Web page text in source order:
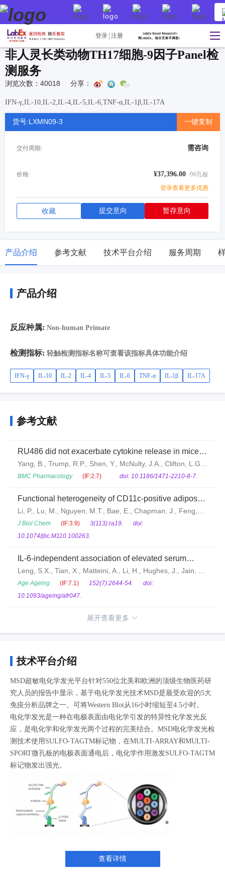
登录 注册
非人灵长类动物TH17细胞-9因子Panel检
测服务
浏览次数：40018 分享：
IFN-γ,IL-10,IL-2,IL-4,IL-5,IL-6,TNF-α,IL-1β,IL-17A
货号:LXMN09-3 一键复制
交付周期: 需咨询
价格: ¥37,396.00 /96孔板
登录查看更多优惠
收藏 提交意向 暂存意向
产品介绍 参考文献 技术平台介绍 服务周期
产品介绍
反应种属: Non-human Primate
检测指标: 轻触检测指标名称可查看该指标具体功能介绍
IFN-γ IL-10 IL-2 IL-4 IL-5 IL-6 TNF-α IL-1β IL-17A
参考文献
RU486 did not exacerbate cytokine release in mice
challenged with LPS nor in db/db mice
Yang, B., Trump, R.P., Shen, Y., McNulty, J.A., Clifton, L.G.,
Stimpson, S.A., Lin, P., Pahel, G.L.
BMC Pharmacology (IF:2.7) doi: 10.1186/1471-2210-8-7.
Functional heterogeneity of CD11c-positive adipose
tissue macrophages in diet-induced obese mice
Li, P., Lu, M., Nguyen, M.T., Bae, E., Chapman, J., Feng,
D., Hawkins, M., Pessin, J.E., Sears, D.D., Nguyen, A.K.,
Amidi, A., Watkins, S.M., Nguyen, U., Olefsky, J.M.
J Biol Chem (IF:3.9) 3(113):ra19.
doi:
10.1074/jbc.M110.100263.
IL-6-independent association of elevated serum
neopterin levels with prevalent frailty in community-
dwelling older adults
Leng, S.X., Tian, X., Matteini, A., Li, H., Hughes, J., Jain, A.,
Walston, J.D., Fedarko, N.S.
Age Ageing (IF:7.1) 152(7):2644-54.
doi:
10.1093/ageing/afr047.
展开查看更多
技术平台介绍
MSD超敏电化学发光平台针对550位北美和欧洲的顶级生物医药研
究人员的报告中显示，基于电化学发光技术MSD是最受欢迎的5大
免疫分析品牌之一。可将Western Blot从16小时缩短至4.5小时。
电化学发光是一种在电极表面由电化学引发的特异性化学发光反
应，是电化学和化学发光两个过程的完美结合。MSD电化学发光检
测技术使用SULFO-TAGTM标记物，在MULTI-ARRAY和MULTI-
SPORT微孔板的电极表面通电后，电化学作用激发SULFO-TAGTM
标记物发出强光。
查看详情